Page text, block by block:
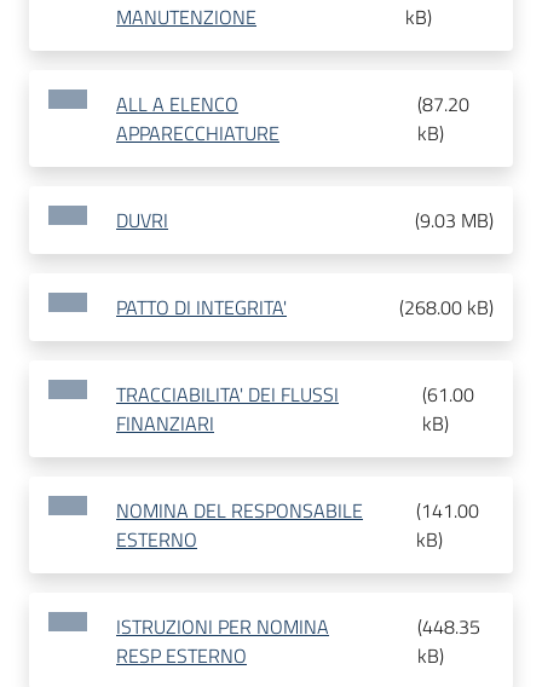
MANUTENZIONE
kB)
ALL A ELENCO
APPARECCHIATURE
(87.20
kB)
DUVRI (9.03 MB)
PATTO DI INTEGRITA' (268.00 kB)
TRACCIABILITA' DEI FLUSSI
FINANZIARI
(61.00
kB)
NOMINA DEL RESPONSABILE
ESTERNO
(141.00
kB)
ISTRUZIONI PER NOMINA
RESP ESTERNO
(448.35
kB)